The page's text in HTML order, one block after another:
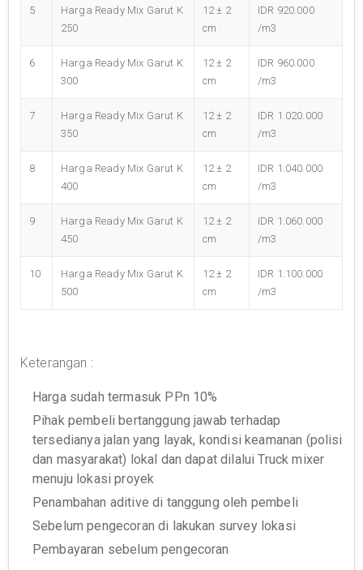
5
Harga Ready Mix Garut K
250
12 ± 2
cm
IDR 920.000
/m3
6
Harga Ready Mix Garut K
300
12 ± 2
cm
IDR 960.000
/m3
7
Harga Ready Mix Garut K
350
12 ± 2
cm
IDR 1.020.000
/m3
8
Harga Ready Mix Garut K
400
12 ± 2
cm
IDR 1.040.000
/m3
9
Harga Ready Mix Garut K
450
12 ± 2
cm
IDR 1.060.000
/m3
10
Harga Ready Mix Garut K
500
12 ± 2
cm
IDR 1.100.000
/m3
Keterangan :
Harga sudah termasuk PPn 10%
Pihak pembeli bertanggung jawab terhadap
tersedianya jalan yang layak, kondisi keamanan (polisi
dan masyarakat) lokal dan dapat dilalui Truck mixer
menuju lokasi proyek
Penambahan aditive di tanggung oleh pembeli
Sebelum pengecoran di lakukan survey lokasi
Pembayaran sebelum pengecoran